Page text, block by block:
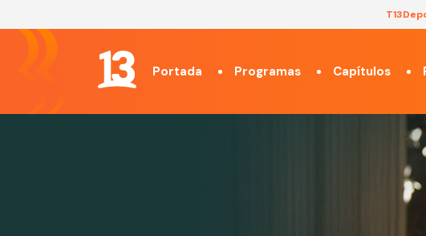
T13
Portada Programas Capítulos